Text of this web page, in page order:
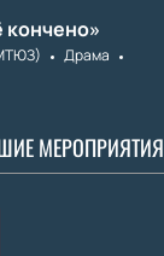
кончено»
Драма
МЕРОПРИЯТИЯ